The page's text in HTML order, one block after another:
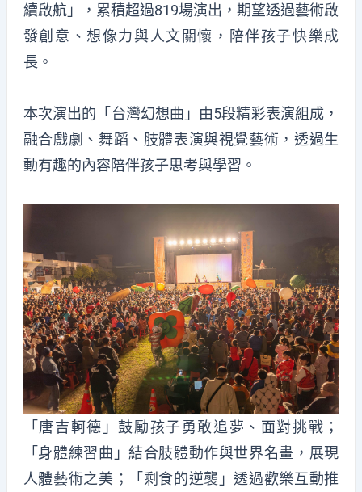
續啟航」，累積超過819場演出，期望透過藝術啟
發創意、想像力與人文關懷，陪伴孩子快樂成
長。
本次演出的「台灣幻想曲」由5段精彩表演組成，
融合戲劇、舞蹈、肢體表演與視覺藝術，透過生
動有趣的內容陪伴孩子思考與學習。
「唐吉軻德」鼓勵孩子勇敢追夢、面對挑戰；
「身體練習曲」結合肢體動作與世界名畫，展現
人體藝術之美；「剩食的逆襲」透過歡樂互動推